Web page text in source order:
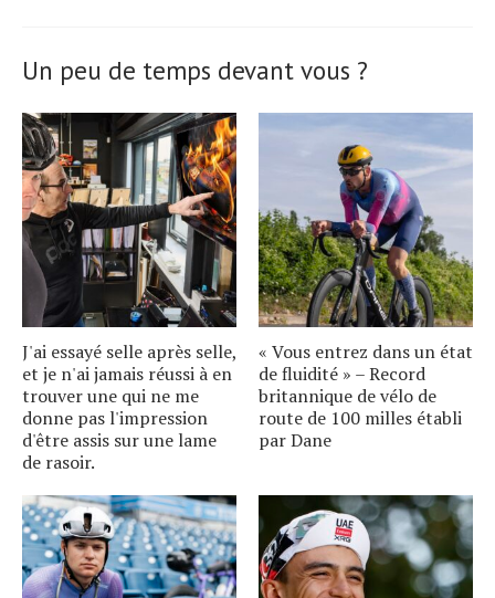
Un peu de temps devant vous ?
J'ai essayé selle après selle,
et je n'ai jamais réussi à en
trouver une qui ne me
donne pas l'impression
d'être assis sur une lame
de rasoir.
« Vous entrez dans un état
de fluidité » – Record
britannique de vélo de
route de 100 milles établi
par Dane